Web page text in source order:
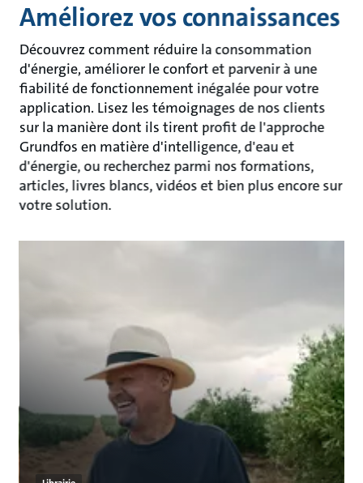
Améliorez vos connaissances
Découvrez comment réduire la consommation
d'énergie, améliorer le confort et parvenir à une
fiabilité de fonctionnement inégalée pour votre
application. Lisez les témoignages de nos clients
sur la manière dont ils tirent profit de l'approche
Grundfos en matière d'intelligence, d'eau et
d'énergie, ou recherchez parmi nos formations,
articles, livres blancs, vidéos et bien plus encore sur
votre solution.